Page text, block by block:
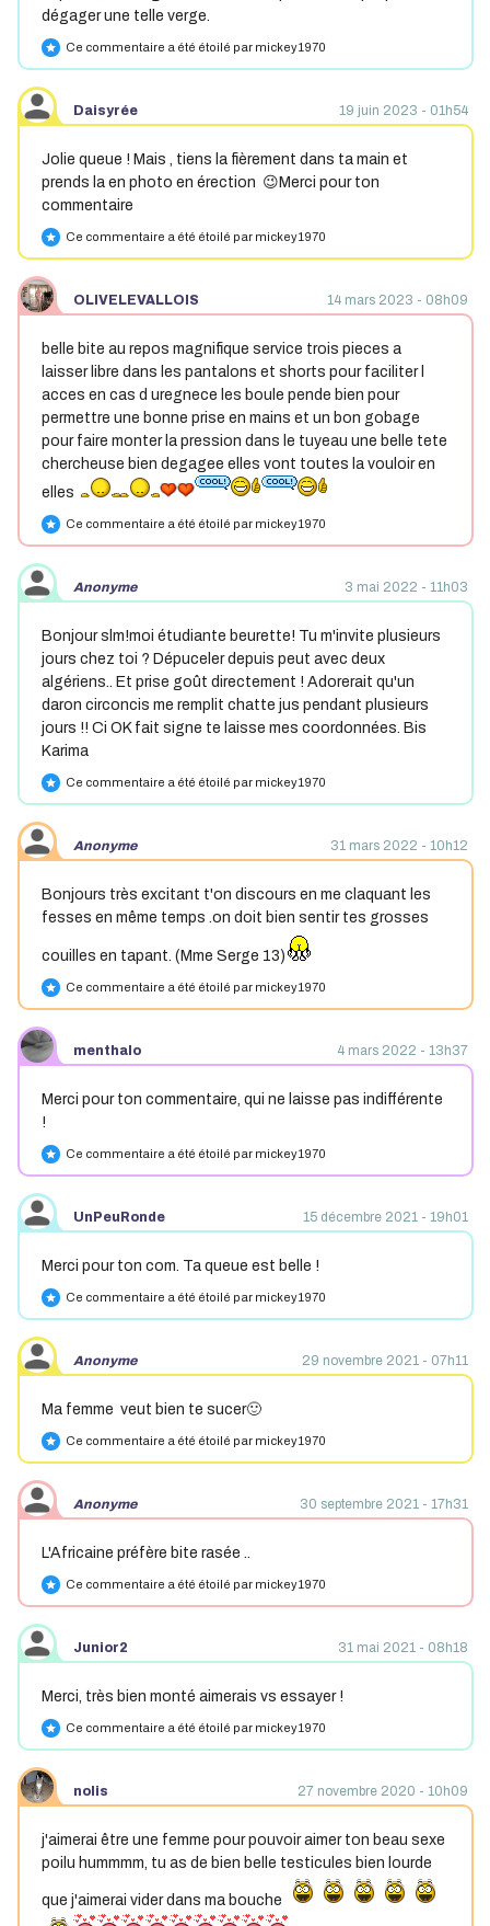
dégager une telle verge.
star Ce commentaire a été étoilé par mickey1970
Daisyrée 19 juin 2023 - 01h54
Jolie queue ! Mais , tiens la fièrement dans ta main et
prends la en photo en érection 😉Merci pour ton
commentaire
star Ce commentaire a été étoilé par mickey1970
OLIVELEVALLOIS 14 mars 2023 - 08h09
belle bite au repos magnifique service trois pieces a
laisser libre dans les pantalons et shorts pour faciliter l
acces en cas d uregnece les boule pende bien pour
permettre une bonne prise en mains et un bon gobage
pour faire monter la pression dans le tuyeau une belle tete
chercheuse bien degagee elles vont toutes la vouloir en
elles
star Ce commentaire a été étoilé par mickey1970
Anonyme 3 mai 2022 - 11h03
Bonjour slm!moi étudiante beurette! Tu m'invite plusieurs
jours chez toi ? Dépuceler depuis peut avec deux
algériens.. Et prise goût directement ! Adorerait qu'un
daron circoncis me remplit chatte jus pendant plusieurs
jours !! Ci OK fait signe te laisse mes coordonnées. Bis
Karima
star Ce commentaire a été étoilé par mickey1970
Anonyme 31 mars 2022 - 10h12
Bonjours très excitant t'on discours en me claquant les
fesses en même temps .on doit bien sentir tes grosses
couilles en tapant. (Mme Serge 13)
star Ce commentaire a été étoilé par mickey1970
menthalo 4 mars 2022 - 13h37
Merci pour ton commentaire, qui ne laisse pas indifférente
!
star Ce commentaire a été étoilé par mickey1970
UnPeuRonde 15 décembre 2021 - 19h01
Merci pour ton com. Ta queue est belle !
star Ce commentaire a été étoilé par mickey1970
Anonyme 29 novembre 2021 - 07h11
Ma femme veut bien te sucer🙂
star Ce commentaire a été étoilé par mickey1970
Anonyme 30 septembre 2021 - 17h31
L'Africaine préfère bite rasée ..
star Ce commentaire a été étoilé par mickey1970
Junior2 31 mai 2021 - 08h18
Merci, très bien monté aimerais vs essayer !
star Ce commentaire a été étoilé par mickey1970
nolis 27 novembre 2020 - 10h09
j'aimerai être une femme pour pouvoir aimer ton beau sexe
poilu hummmm, tu as de bien belle testicules bien lourde
que j'aimerai vider dans ma bouche